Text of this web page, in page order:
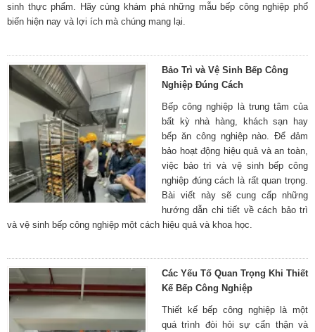
sinh thực phẩm. Hãy cùng khám phá những mẫu bếp công nghiệp phổ
biến hiện nay và lợi ích mà chúng mang lại.
Bảo Trì và Vệ Sinh Bếp Công
Nghiệp Đúng Cách
Bếp công nghiệp là trung tâm của
bất kỳ nhà hàng, khách sạn hay
bếp ăn công nghiệp nào. Để đảm
bảo hoạt động hiệu quả và an toàn,
việc bảo trì và vệ sinh bếp công
nghiệp đúng cách là rất quan trọng.
Bài viết này sẽ cung cấp những
hướng dẫn chi tiết về cách bảo trì
và vệ sinh bếp công nghiệp một cách hiệu quả và khoa học.
Các Yếu Tố Quan Trọng Khi Thiết
Kế Bếp Công Nghiệp
Thiết kế bếp công nghiệp là một
quá trình đòi hỏi sự cẩn thận và